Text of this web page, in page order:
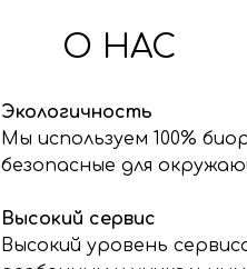
О НАС
Экологичность
Мы используем 100%
безопасные для
Высокий сервис
Высокий уровень